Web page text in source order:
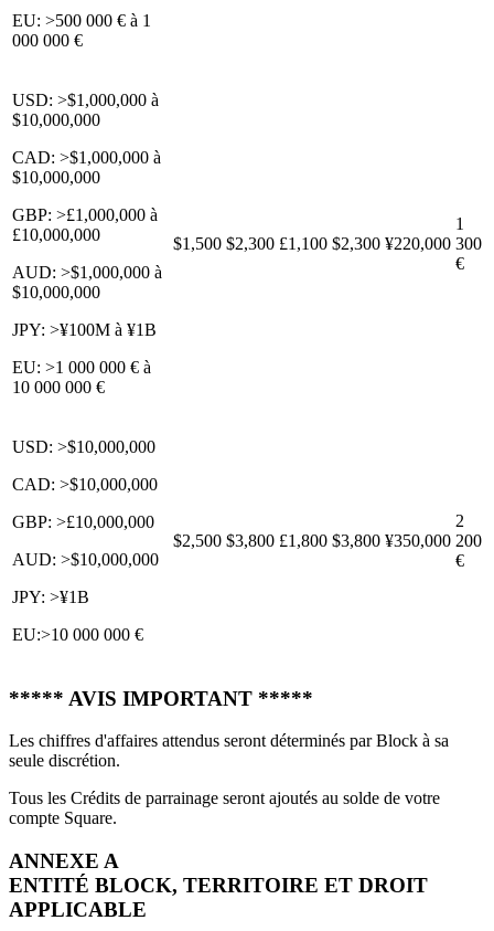
EU: >500 000 € à 1
000 000 €
USD: >$1,000,000 à
$10,000,000
CAD: >$1,000,000 à
$10,000,000
GBP: >£1,000,000 à
£10,000,000
AUD: >$1,000,000 à
$10,000,000
JPY: >¥100M à ¥1B
EU: >1 000 000 € à
10 000 000 €
$1,500 $2,300 £1,100 $2,300 ¥220,000
1
300
€
USD: >$10,000,000
CAD: >$10,000,000
GBP: >£10,000,000
AUD: >$10,000,000
JPY: >¥1B
EU:>10 000 000 €
$2,500 $3,800 £1,800 $3,800 ¥350,000
2
200
€
***** AVIS IMPORTANT *****
Les chiffres d'affaires attendus seront déterminés par Block à sa
seule discrétion.
Tous les Crédits de parrainage seront ajoutés au solde de votre
compte Square.
ANNEXE A
ENTITÉ BLOCK, TERRITOIRE ET DROIT
APPLICABLE